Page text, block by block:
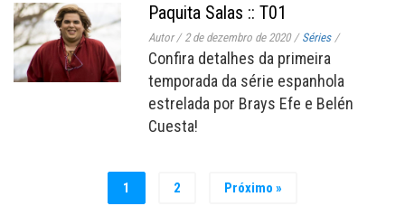
Paquita Salas :: T01
Autor/ 2 de dezembro de 2020 / Séries /
Confira detalhes da primeira
temporada da série espanhola
estrelada por Brays Efe e Belén
Cuesta!
1 2 Próximo »